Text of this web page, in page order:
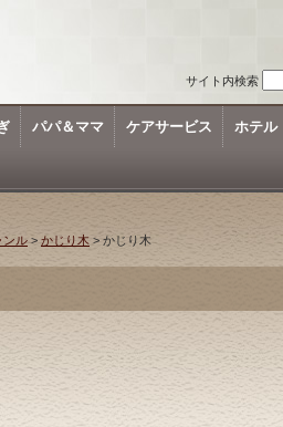
サイト内検索
パパ＆ママ ケアサービス ホテル
ンル> かじり木 > かじり木